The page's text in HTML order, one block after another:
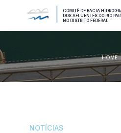
COMITÊ DE BACIA
DOS AFLUENTES DO RIO
NO DISTRITO FEDERAL
HOME
NOTÍCIAS